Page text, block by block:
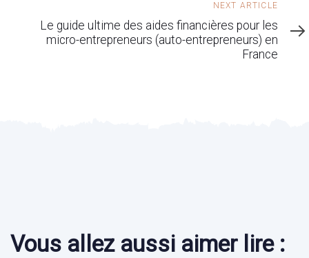
Article
NEXT ARTICLE
Le guide ultime des aides financières pour les
micro-entrepreneurs (auto-entrepreneurs) en
France
Vous allez aussi aimer lire :